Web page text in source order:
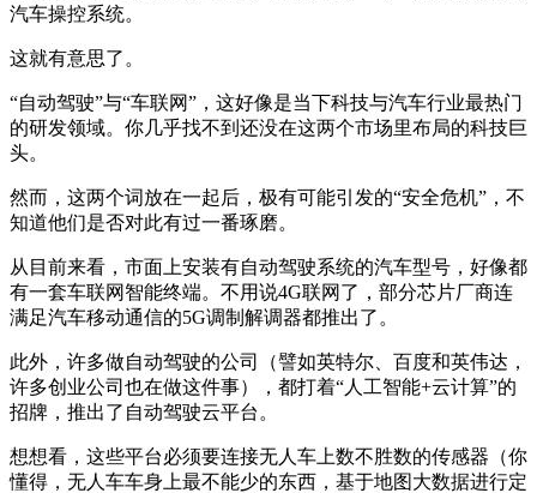
汽车操控系统。
这就有意思了。
“自动驾驶”与“车联网”，这好像是当下科技与汽车行业最热门
的研发领域。你几乎找不到还没在这两个市场里布局的科技巨
头。
然而，这两个词放在一起后，极有可能引发的“安全危机”，不
知道他们是否对此有过一番琢磨。
从目前来看，市面上安装有自动驾驶系统的汽车型号，好像都
有一套车联网智能终端。不用说4G联网了，部分芯片厂商连
满足汽车移动通信的5G调制解调器都推出了。
此外，许多做自动驾驶的公司（譬如英特尔、百度和英伟达，
许多创业公司也在做这件事），都打着“人工智能+云计算”的
招牌，推出了自动驾驶云平台。
想想看，这些平台必须要连接无人车上数不胜数的传感器（你
懂得，无人车车身上最不能少的东西，基于地图大数据进行定